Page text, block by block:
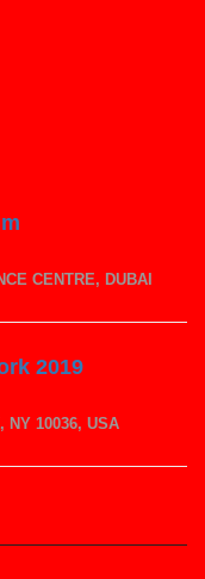
CENTRE, DUBAI
2019
NY 10036, USA